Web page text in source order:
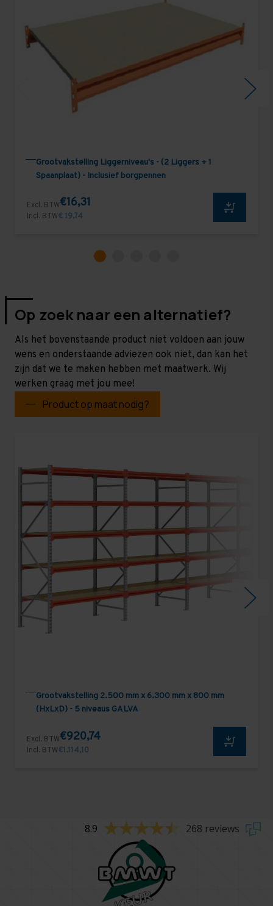
Grootvakstelling Liggerniveau's - (2 Liggers + 1
Spaanplaat) - Inclusief borgpennen
Excl. BTW€16,31
Incl. BTW€ 19,74
Op zoek naar een alternatief?
Als het bovenstaande product niet voldoen aan jouw
wens en onderstaande adviezen ook niet, dan kan het
zijn dat we te maken hebben met maatwerk. Wij
werken graag met jou mee!
Product op maat nodig?
Grootvakstelling 2.500 mm x 6.300 mm x 800 mm
(HxLxD) - 5 niveaus GALVA
Excl. BTW€920,74
Incl. BTW€1.114,10
8.9 268 reviews